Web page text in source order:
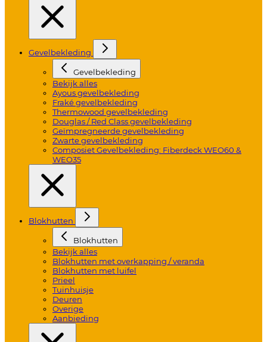
Gevelbekleding
Gevelbekleding
Bekijk alles
Ayous gevelbekleding
Fraké gevelbekleding
Thermowood gevelbekleding
Douglas / Red Class gevelbekleding
Geïmpregneerde gevelbekleding
Zwarte gevelbekleding
Composiet Gevelbekleding: Fiberdeck WEO60 &
WEO35
Blokhutten
Blokhutten
Bekijk alles
Blokhutten met overkapping / veranda
Blokhutten met luifel
Prieel
Tuinhuisje
Deuren
Overige
Aanbieding